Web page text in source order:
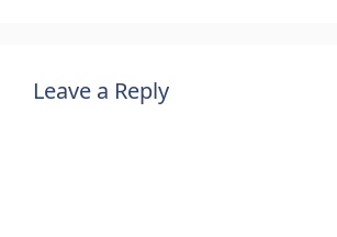
Leave a Reply